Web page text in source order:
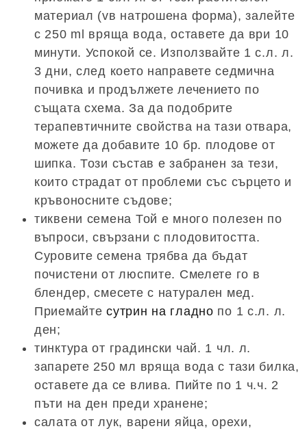
материал (vв натрошена форма), залейте
с 250 ml вряща вода, оставете да ври 10
минути. Успокой се. Използвайте 1 с.л. л.
3 дни, след което направете седмична
почивка и продължете лечението по
същата схема. За да подобрите
терапевтичните свойства на тази отвара,
можете да добавите 10 бр. плодове от
шипка. Този състав е забранен за тези,
които страдат от проблеми със сърцето и
кръвоносните съдове;
тиквени семена Той е много полезен по
въпроси, свързани с плодовитостта.
Суровите семена трябва да бъдат
почистени от люспите. Смелете го в
блендер, смесете с натурален мед.
Приемайтесутрин на гладно по 1 с.л. л.
ден;
тинктура от градински чай. 1 чл. л.
запарете 250 мл вряща вода с тази билка,
оставете да се влива. Пийте по 1 ч.ч. 2
пъти на ден преди хранене;
салата от лук, варени яйца, орехи,